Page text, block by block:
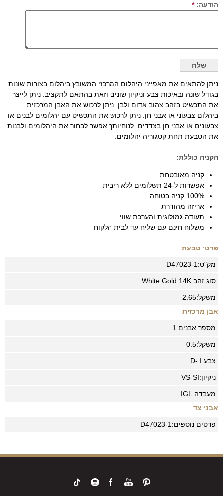
הודעה:*
ניתן להתאים את מאפייני היהלום המרכזי המשובץ ביהלום בצורות שונות
בגודל שונה ובאיכות צבע וניקיון שונים וזאת בהתאם לתקציב. ניתן לייצר
את התכשיט בזהב צהוב אדום ולבן. ניתן לרכוש את האבן המרכזית
ביהלום צבעוני או אבני חן. ניתן לרכוש את התכשיט עם יהלומים לבנים או
צבעונים או אבני חן בצדדים. לנוחיותך אפשר לבחור את היהלומים ולבנות
את הטבעת תחת קטגוריה יהלומים.
הקניה כוללת:
קניה מאובטחת
אפשרות ל-24 תשלומים ללא ריבית
100% קניה בטוחה
אריזה מהודרת
תעודה גמולוגית והערכת שווי
משלוח חינם עם שליח עד לבית הלקוח
פרטי טבעת
מק"ט: D47023-1
סוג זהב: White Gold 14K
משקל:2.65
אבן מרכזית
מספר אבנים: 1
משקל:0.5
צבע:D- I
ניקיון:VS-SI
מעבדה: IGL
אבני צד
פרטים נוספים: D47023-1